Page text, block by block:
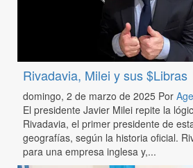
Rivadavia, Milei y sus $Libras
domingo, 2 de marzo de 2025 Por
El presidente Javier Milei repite la
Rivadavia, el primer presidente de
geografías, según la historia oficial.
para una empresa inglesa y,...